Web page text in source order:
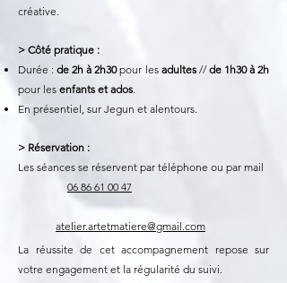
créative.
> Côté pratique :
Durée :de 2h à 2h30pour lesadultes //de 1h30 à 2h
pour les enfants et ados.
En présentiel, sur Jegun et alentours.
> Réservation :
Les séances se réservent par téléphone ou par mail
06 86 61 00 47
atelier.artetmatiere@gmail.com
La réussite de cet accompagnement repose sur
votre engagement et la régularité du suivi.